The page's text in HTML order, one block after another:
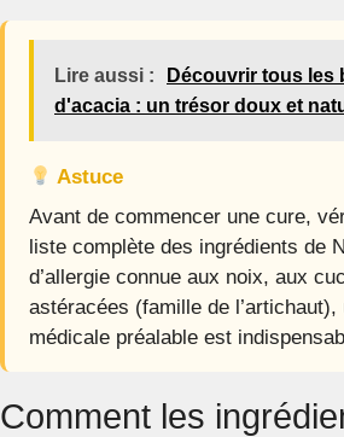
Lire aussi :
Découvrir tous les
d'acacia : un trésor doux et
Astuce
Avant de commencer une cure,
liste complète des ingrédients de
d’allergie connue aux noix, aux
astéracées (famille de
médicale préalable est
Comment les